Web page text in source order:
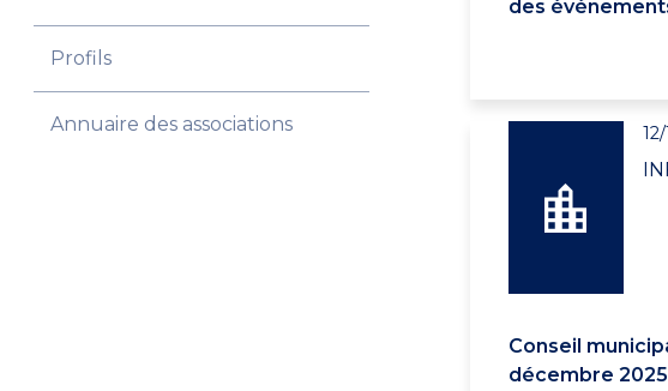
Profils
Annuaire des associations
des
Conseil
décembre